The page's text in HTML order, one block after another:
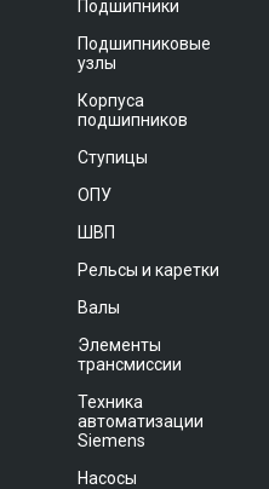
Подшипники
Подшипниковые
узлы
Корпуса
подшипников
Ступицы
ОПУ
ШВП
Рельсы и каретки
Валы
Элементы
трансмиссии
Техника
автоматизации
Siemens
Насосы